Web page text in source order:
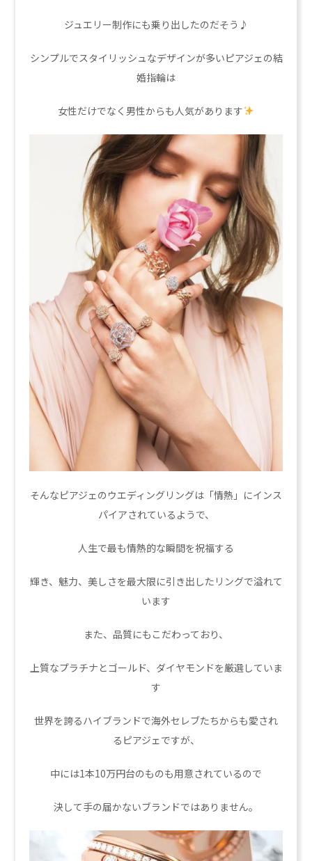
ジュエリー制作にも乗り出したのだそう♪
シンプルでスタイリッシュなデザインが多いピアジェの結
婚指輪は
女性だけでなく男性からも人気があります
そんなピアジェのウエディングリングは「情熱」にインス
パイアされているようで、
人生で最も情熱的な瞬間を祝福する
輝き、魅力、美しさを最大限に引き出したリングで溢れて
います
また、品質にもこだわっており、
上質なプラチナとゴールド、ダイヤモンドを厳選していま
す
世界を誇るハイブランドで海外セレブたちからも愛され
るピアジェですが、
中には1本10万円台のものも用意されているので
決して手の届かないブランドではありません。